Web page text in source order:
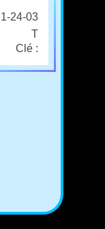
24-03
T
Clé :